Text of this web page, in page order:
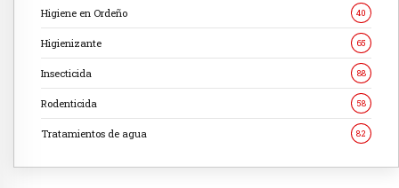
Higiene en Ordeño 40
Higienizante 65
Insecticida 88
Rodenticida 58
Tratamientos de agua 82